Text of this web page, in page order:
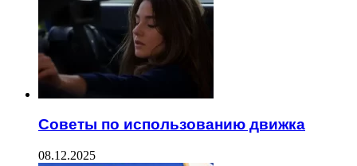
Советы по использованию движка
08.12.2025